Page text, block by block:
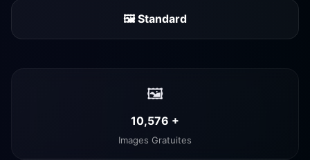
🖼️ Standard
🖼️
10,576 +
Images Gratuites